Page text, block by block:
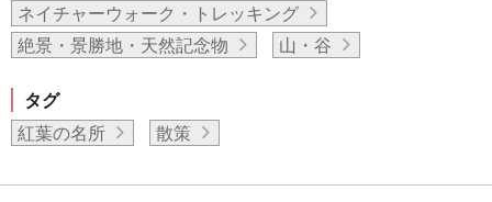
ネイチャーウォーク・トレッキング
絶景・景勝地・天然記念物
山・谷
タグ
紅葉の名所
散策